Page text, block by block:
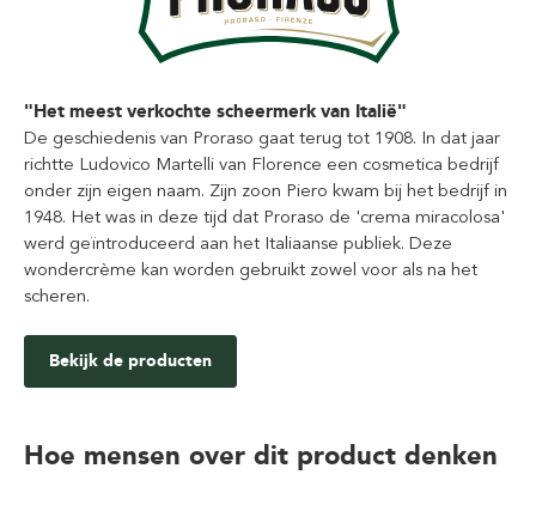
"Het meest verkochte scheermerk van Italië"
De geschiedenis van Proraso gaat terug tot 1908. In dat jaar
richtte Ludovico Martelli van Florence een cosmetica bedrijf
onder zijn eigen naam. Zijn zoon Piero kwam bij het bedrijf in
1948. Het was in deze tijd dat Proraso de 'crema miracolosa'
werd geïntroduceerd aan het Italiaanse publiek. Deze
wondercrème kan worden gebruikt zowel voor als na het
scheren.
Bekijk de producten
Hoe mensen over dit product denken